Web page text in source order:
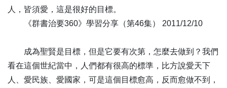
36
立冬念佛到君傍 一句彌陀意味香-全1集
37
囊螢映雪 家貧不輟-全1集
39
十方三世佛 阿彌陀第一-全1集
40
齊莊之心 以治百事-全1集
41
履端伊始 萬物維新-全1集
人，皆須愛，這是很好的目標。
《群書治要360》學習分享（第46集） 2011/12/10
成為聖賢是目標，但是它要有次第，怎麼去做到？我們
看在這個世紀當中，人們都有很高的標準，比方說愛天下
人、愛民族、愛國家，可是這個目標愈高，反而愈做不到，